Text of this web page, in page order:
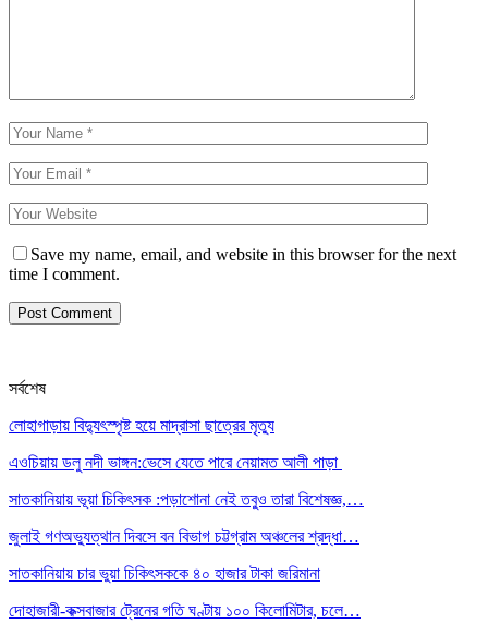
Save my name, email, and website in this browser for the next
time I comment.
সর্বশেষ
লোহাগাড়ায় বিদ্যুৎস্পৃষ্ট হয়ে মাদ্রাসা ছাত্রের মৃত্যু
এওচিয়ায় ডলু নদী ভাঙ্গন:ভেসে যেতে পারে নেয়ামত আলী পাড়া
সাতকানিয়ায় ভূয়া চিকিৎসক :পড়াশোনা নেই তবুও তারা বিশেষজ্ঞ,…
জুলাই গণঅভ্যুত্থান দিবসে বন বিভাগ চট্টগ্রাম অঞ্চলের শ্রদ্ধা…
সাতকানিয়ায় চার ভুয়া চিকিৎসককে ৪০ হাজার টাকা জরিমানা
দোহাজারী-কক্সবাজার ট্রেনের গতি ঘণ্টায় ১০০ কিলোমিটার, চলে…